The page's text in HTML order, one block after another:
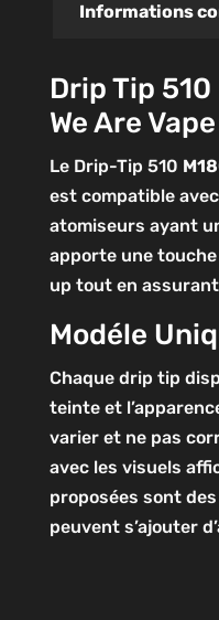
Informations
Drip Tip
We Are Vape
Le Drip-Tip 510
est compatible
atomiseurs ayant
apporte une
up tout en
Modéle
Chaque drip tip
teinte et
varier et ne pas
avec les visuels
proposées sont
peuvent s’ajouter